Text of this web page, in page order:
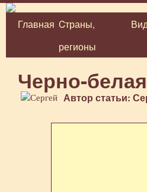
Перейти
Главная Cтраны,
регионы
Черно-
Автор статьи: